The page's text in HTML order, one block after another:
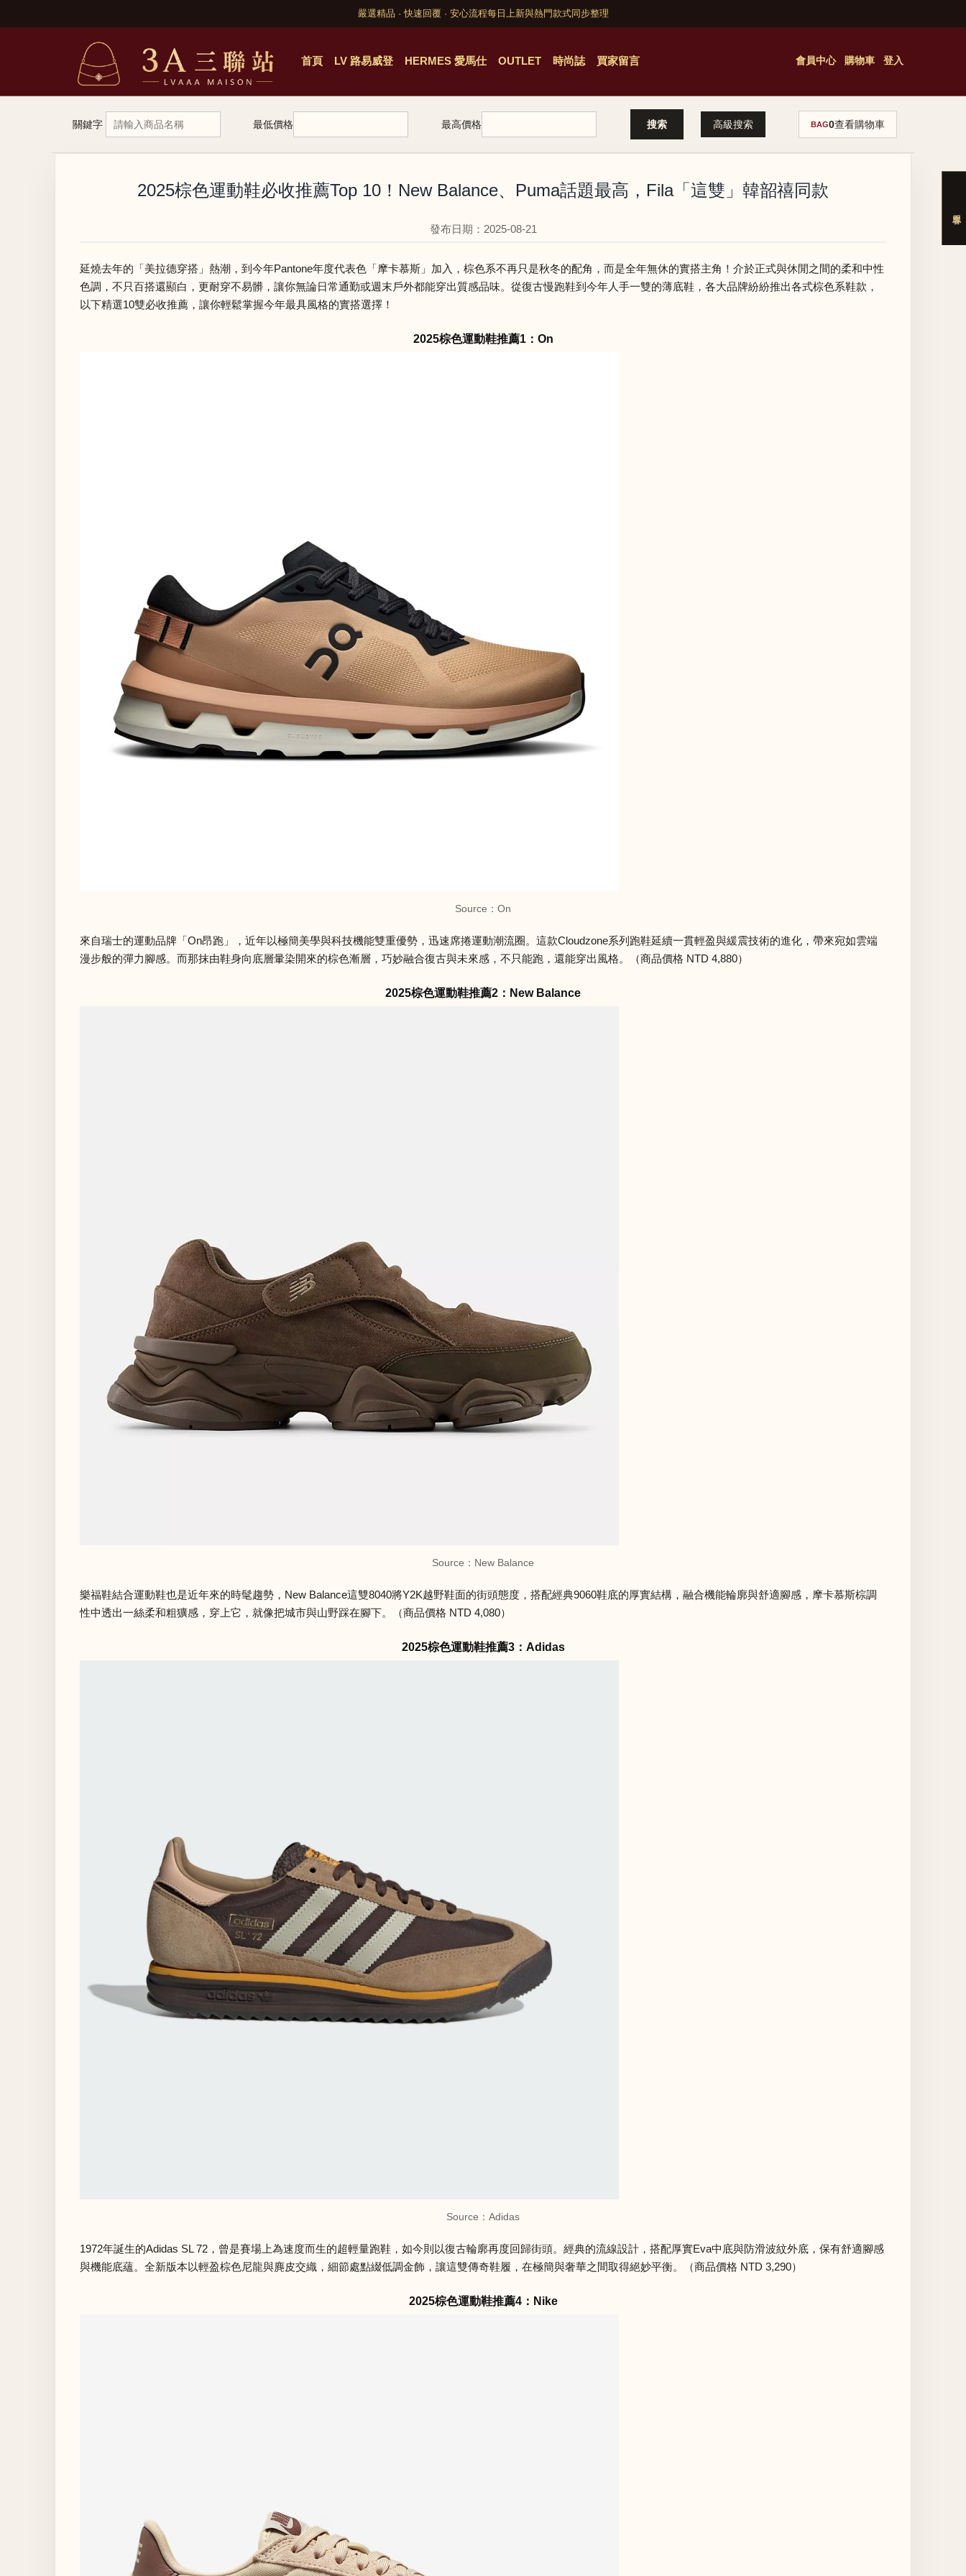
嚴選精品 · 快速回覆 · 安心流程每日上新與熱門款式同步整理
首頁 LV 路易威登 HERMES 愛馬仕 OUTLET 時尚誌 買家留言 會員中心 購物車 登入
關鍵字 最低價格 最高價格 高級搜索 BAG0查看購物車
2025棕色運動鞋必收推薦Top 10！New Balance、Puma話題最高，Fila「這雙」韓韶禧同款
發布日期：2025-08-21
延燒去年的「美拉德穿搭」熱潮，到今年Pantone年度代表色「摩卡慕斯」加入，棕色系不再只是秋冬的配角，而是全年無休的實搭主角！介於正式與休閒之間的柔和中性
色調，不只百搭還顯白，更耐穿不易髒，讓你無論日常通勤或週末戶外都能穿出質感品味。從復古慢跑鞋到今年人手一雙的薄底鞋，各大品牌紛紛推出各式棕色系鞋款，
以下精選10雙必收推薦，讓你輕鬆掌握今年最具風格的實搭選擇！
2025棕色運動鞋推薦1：On
Source：On
來自瑞士的運動品牌「On昂跑」，近年以極簡美學與科技機能雙重優勢，迅速席捲運動潮流圈。這款Cloudzone系列跑鞋延續一貫輕盈與緩震技術的進化，帶來宛如雲端
漫步般的彈力腳感。而那抹由鞋身向底層暈染開來的棕色漸層，巧妙融合復古與未來感，不只能跑，還能穿出風格。（商品價格 NTD 4,880）
2025棕色運動鞋推薦2：New Balance
Source：New Balance
樂福鞋結合運動鞋也是近年來的時髦趨勢，New Balance這雙8040將Y2K越野鞋面的街頭態度，搭配經典9060鞋底的厚實結構，融合機能輪廓與舒適腳感，摩卡慕斯棕調
性中透出一絲柔和粗獷感，穿上它，就像把城市與山野踩在腳下。（商品價格 NTD 4,080）
2025棕色運動鞋推薦3：Adidas
Source：Adidas
1972年誕生的Adidas SL 72，曾是賽場上為速度而生的超輕量跑鞋，如今則以復古輪廓再度回歸街頭。經典的流線設計，搭配厚實Eva中底與防滑波紋外底，保有舒適腳感
與機能底蘊。全新版本以輕盈棕色尼龍與麂皮交織，細節處點綴低調金飾，讓這雙傳奇鞋履，在極簡與奢華之間取得絕妙平衡。（商品價格 NTD 3,290）
2025棕色運動鞋推薦4：Nike